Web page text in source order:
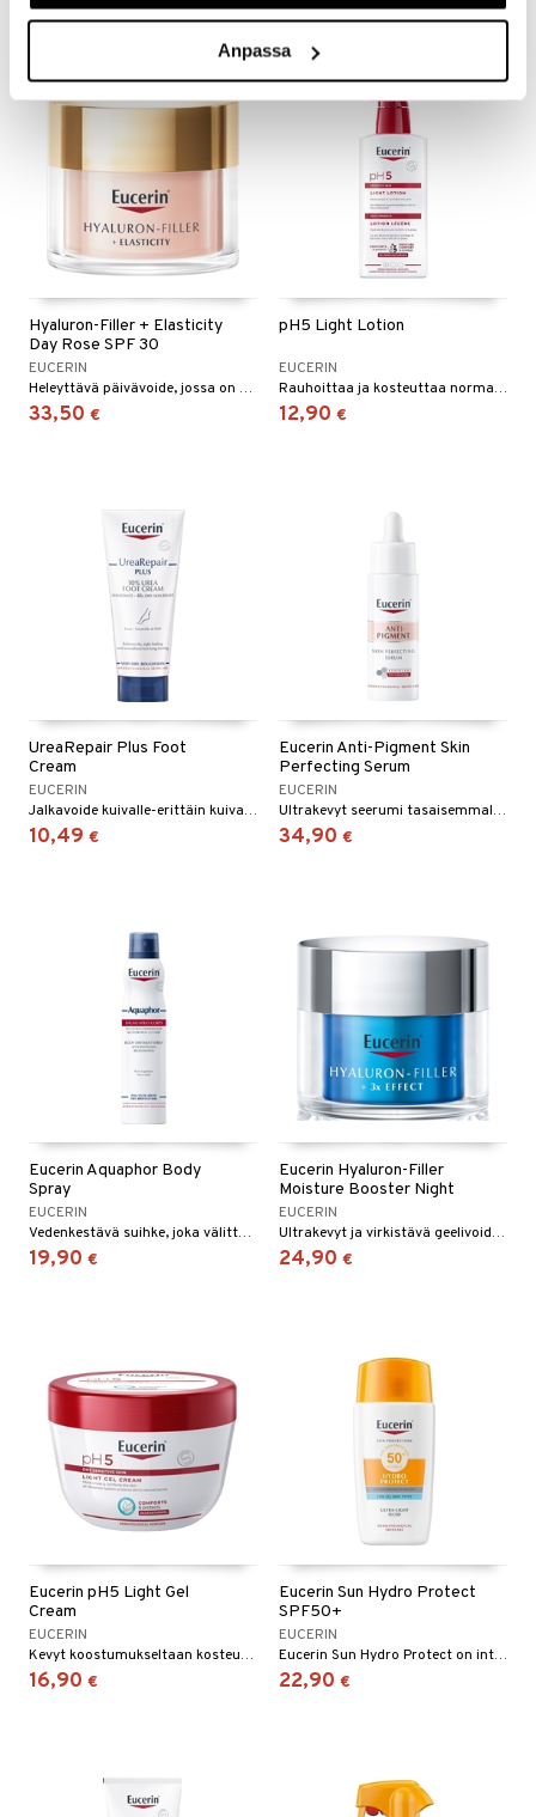
Anpassa
Hyaluron-Filler + Elasticity
Day Rose SPF 30
EUCERIN
Heleyttävä päivävoide, jossa on vaaleanpunaisia pigmenttejä, jotka taistelevat väsyneen ja samean ihon merkkejä vastaan.
33,50 €
pH5 Light Lotion
EUCERIN
Rauhoittaa ja kosteuttaa normaalia, kuivaa ja herkkää ihoa.
12,90 €
UreaRepair Plus Foot
Cream
EUCERIN
Jalkavoide kuivalle-erittäin kuivalle, karhealle iholle. Välitön ja pitkäkestoinen kosteutus jopa 48 tuntia.
10,49 €
Eucerin Anti-Pigment Skin
Perfecting Serum
EUCERIN
Ultrakevyt seerumi tasaisemmalle ja hehkuvammalle ihonsävylle.
34,90 €
Eucerin Aquaphor Body
Spray
EUCERIN
Vedenkestävä suihke, joka välittömästi rauhoittaa ja pehmentää erittäin kuivaa, ärtynyttä tai halkeilevaa ihoa.
19,90 €
Eucerin Hyaluron-Filler
Moisture Booster Night
EUCERIN
Ultrakevyt ja virkistävä geelivoide, joka kosteuttaa ihoa välittömästi ja ehkäisee hienojen juonteiden ja ensimmäisten ryppyjen muodostumista.
24,90 €
Eucerin pH5 Light Gel
Cream
EUCERIN
Kevyt koostumukseltaan kosteuttava geelivoide vartalolle, joka imeytyy nopeasti ja jättää iholle tahmaamattoman tunteen. Se sulautuu ihoon jättämättä jäämiä.
16,90 €
Eucerin Sun Hydro Protect
SPF50+
EUCERIN
Eucerin Sun Hydro Protect on intensiivisesti kosteuttava aurinkosuojavoide kasvoille, jossa on erittäin korkea suojakerroin (SPF 50+). Se on ultrakevyt ja kosteuttava kasvojen aurinkosuoja kaikille ihotyypeille, myös herkälle iholle.
22,90 €